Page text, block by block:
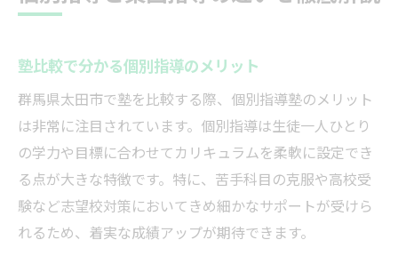
塾比較で分かる個別指導のメリット
群馬県太田市で塾を比較する際、個別指導塾のメリット
は非常に注目されています。個別指導は生徒一人ひとり
の学力や目標に合わせてカリキュラムを柔軟に設定でき
る点が大きな特徴です。特に、苦手科目の克服や高校受
験など志望校対策においてきめ細かなサポートが受けら
れるため、着実な成績アップが期待できます。